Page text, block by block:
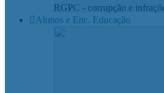
RGPC - corrupção e
Alunos e Enc. Educação